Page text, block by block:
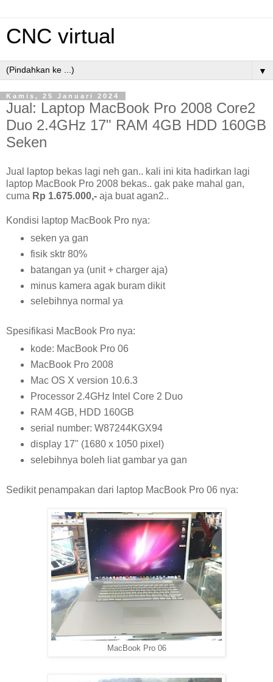
CNC virtual
▼
Kamis, 25 Januari 2024
Jual: Laptop MacBook Pro 2008 Core2
Duo 2.4GHz 17" RAM 4GB HDD 160GB
Seken
Jual laptop bekas lagi neh gan.. kali ini kita hadirkan lagi
laptop MacBook Pro 2008 bekas.. gak pake mahal gan,
cuma Rp 1.675.000,- aja buat agan2..
Kondisi laptop MacBook Pro nya:
seken ya gan
fisik sktr 80%
batangan ya (unit + charger aja)
minus kamera agak buram dikit
selebihnya normal ya
Spesifikasi MacBook Pro nya:
kode: MacBook Pro 06
MacBook Pro 2008
Mac OS X version 10.6.3
Processor 2.4GHz Intel Core 2 Duo
RAM 4GB, HDD 160GB
serial number: W87244KGX94
display 17" (1680 x 1050 pixel)
selebihnya boleh liat gambar ya gan
Sedikit penampakan dari laptop MacBook Pro 06 nya:
MacBook Pro 06